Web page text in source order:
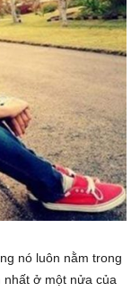
nó luôn nằm trong
nhất ở một nửa của